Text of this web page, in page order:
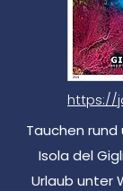
https://
Tauchen
Isola del
Urlaub unter